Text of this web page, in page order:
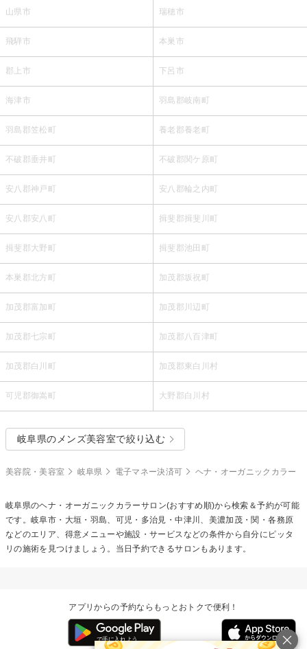
山県市 瑞穂市
飛騨市 本巣市
郡上市 下呂市
海津市 羽島郡岐南町
羽島郡笠松町 養老郡養老町
不破郡垂井町 不破郡関ケ原町
安八郡神戸町 安八郡輪之内町
安八郡安八町 揖斐郡揖斐川町
揖斐郡大野町 揖斐郡池田町
本巣郡北方町 加茂郡坂祝町
加茂郡富加町 加茂郡川辺町
加茂郡七宗町 加茂郡八百津町
加茂郡白川町 加茂郡東白川村
可児郡御嵩町 大野郡白川村
岐阜県のメンズ美容室で絞り込む
美容院・美容室 岐阜県 電子マネー決済可 ヘナ・オーガニックカラー
岐阜県のヘナ・オーガニックカラーサロン(おすすめ順)から検索＆予約が可能
です。岐阜市・大垣・羽島、可児・多治見・中津川、美濃加茂・関・各務原
などのエリア、得意メニューや施設・サービスなどの条件から自分にピッタ
リの施術を見つけましょう。当日予約できるサロンもあります。
アプリからの予約ならもっとおトクで便利！